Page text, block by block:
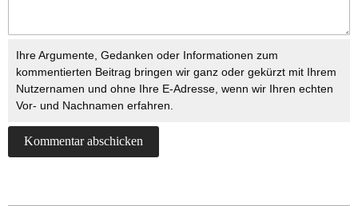
Ihre Argumente, Gedanken oder Informationen zum
kommentierten Beitrag bringen wir ganz oder gekürzt mit Ihrem
Nutzernamen und ohne Ihre E-Adresse, wenn wir Ihren echten
Vor- und Nachnamen erfahren.